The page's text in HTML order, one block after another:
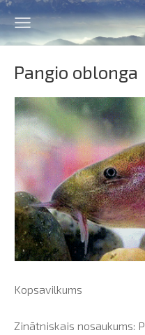
Pangio oblonga
Kopsavilkums
Zinātniskais nosaukums: